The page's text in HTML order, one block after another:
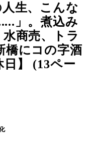
人生、こんな
」。煮込み
商売、トラ
橋にコの字酒
】 (13ペー